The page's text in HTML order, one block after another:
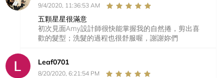
9/4/2020, 11:36:53 AM
五顆星星很滿意
初次見面Amy設計師很快能掌握我的自然捲，剪出喜
歡的髮型；洗髮的過程也很舒服喔，謝謝妳們
Leaf0701
8/20/2020, 6:21:54 PM